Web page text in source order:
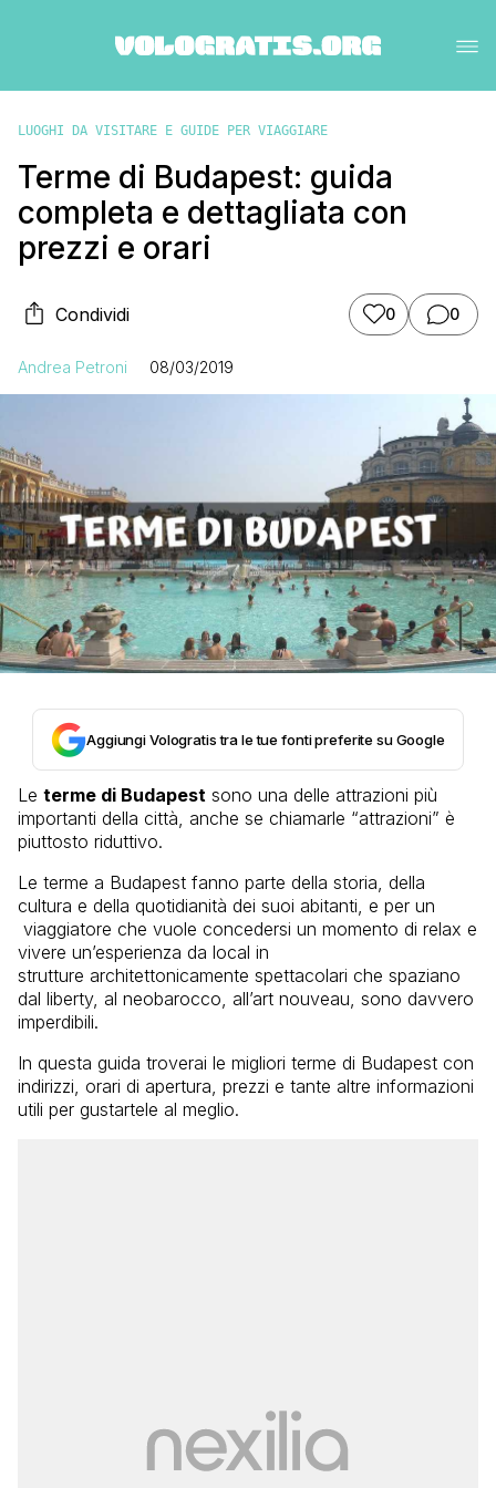
LUOGHI DA VISITARE E GUIDE PER VIAGGIARE
Terme di Budapest: guida
completa e dettagliata con
prezzi e orari
Condividi 0 0
Andrea Petroni 08/03/2019
Aggiungi Vologratis tra le tue fonti preferite su Google
Le terme di Budapest sono una delle attrazioni più
importanti della città, anche se chiamarle “attrazioni” è
piuttosto riduttivo.
Le terme a Budapest fanno parte della storia, della
cultura e della quotidianità dei suoi abitanti, e per un
viaggiatore che vuole concedersi un momento di relax e
vivere un’esperienza da local in
strutture architettonicamente spettacolari che spaziano
dal liberty, al neobarocco, all’art nouveau, sono davvero
imperdibili.
In questa guida troverai le migliori terme di Budapest con
indirizzi, orari di apertura, prezzi e tante altre informazioni
utili per gustartele al meglio.